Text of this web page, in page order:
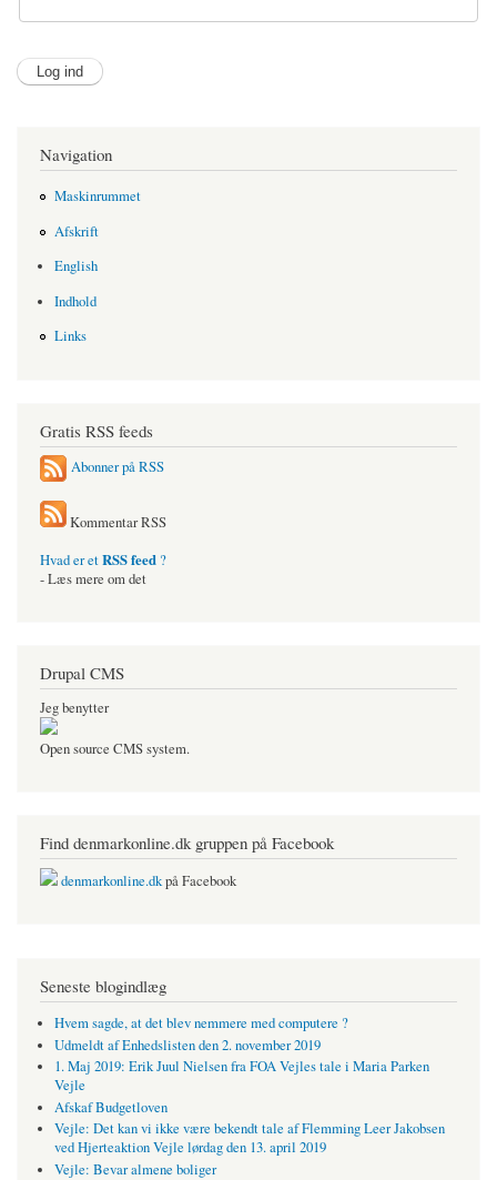
Navigation
Maskinrummet
Afskrift
English
Indhold
Links
Gratis RSS feeds
Abonner på RSS
Kommentar RSS
Hvad er etRSS feed ?
- Læs mere om det
Drupal CMS
Jeg benytter
Open source CMS system.
Find denmarkonline.dk gruppen på Facebook
denmarkonline.dkpå Facebook
Seneste blogindlæg
Hvem sagde, at det blev nemmere med computere ?
Udmeldt af Enhedslisten den 2. november 2019
1. Maj 2019: Erik Juul Nielsen fra FOA Vejles tale i Maria Parken
Vejle
Afskaf Budgetloven
Vejle: Det kan vi ikke være bekendt tale af Flemming Leer Jakobsen
ved Hjerteaktion Vejle lørdag den 13. april 2019
Vejle: Bevar almene boliger